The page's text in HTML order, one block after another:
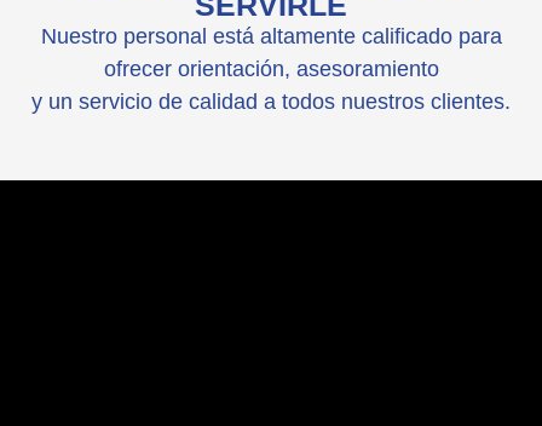
Nuestro personal está altamente calificado para
ofrecer orientación, asesoramiento
y un servicio de calidad a todos nuestros clientes.